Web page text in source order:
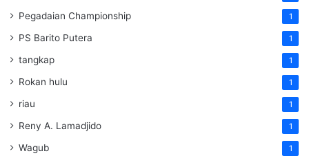
Pegadaian Championship 1
PS Barito Putera 1
tangkap 1
Rokan hulu 1
riau 1
Reny A. Lamadjido 1
Wagub 1